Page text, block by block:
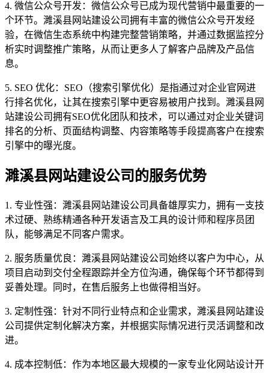
4. 微信公众号开发：微信公众号已成为现代营销中最重要的一
个环节。濉溪县网站建设公司拥有丰富的微信公众号开发经
验，在微信生态系统中构建完整营销策略，并通过数据监控分
析实时调整推广策略，从而让更多人了解客户品牌及产品信
息。
5. SEO 优化：SEO（搜索引擎优化）是指通过对企业官网进
行排名优化，让其在搜索引擎中更容易被用户找到。濉溪县网
站建设公司拥有SEO优化团队和技术，可以通过对企业关键词
排名的分析、页面结构调整、内容策略等手段提高客户在搜索
引擎中的曝光度。
濉溪县网站建设公司的服务优势
1. 专业性强：濉溪县网站建设公司具备雄厚实力，拥有一支技
术过硬、熟练精通各种开发语言及工具的设计师和程序员团
队，能够满足不同客户需求。
2. 服务质量优良：濉溪县网站建设公司始终以客户为中心，从
项目启动到交付全程跟踪并全方位沟通，确保每个环节都得到
妥善处理。同时，在售后服务上也做得相当好。
3. 定制性强：针对不同行业特点和企业需求，濉溪县网站建设
公司提供定制化解决方案，并根据实际情况进行灵活调整和改
进。
4. 成本控制低：作为本地区最大规模的一家专业化网站设计开